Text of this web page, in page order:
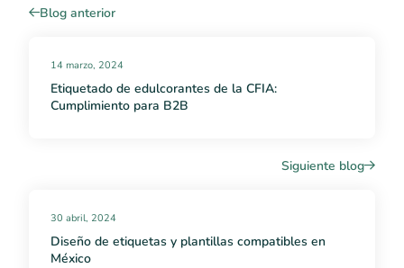
Blog anterior
14 marzo, 2024
Etiquetado de edulcorantes de la CFIA:
Cumplimiento para B2B
Siguiente blog
30 abril, 2024
Diseño de etiquetas y plantillas compatibles en
México